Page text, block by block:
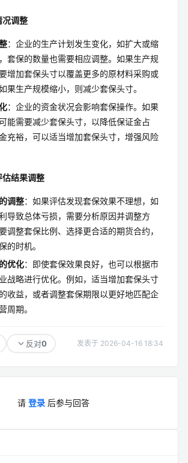
况调整
：企业的生产计划发生变化，如扩大或缩
套保的数量也需要相应调整。如果生产规
增加套保头寸以覆盖更多的原材料采购或
果生产规模缩小，则减少套保头寸。
：企业的资金状况会影响套保操作。如果
能需要减少套保头寸，以降低保证金占
充裕，可以适当增加套保头寸，增强风险
结果调整
调整：如果评估发现套保效果不理想，如
导致总体亏损，需要分析原因并调整方
调整套保比例、选择更合适的期货合约，
的时机。
优化：即使套保效果良好，也可以根据市
战略进行优化。例如，适当增加套保头寸
收益，或者调整套保期限以更好地匹配企
周期。
反对0 发表于 2026-04-16 18:34
请 登录 后参与回答